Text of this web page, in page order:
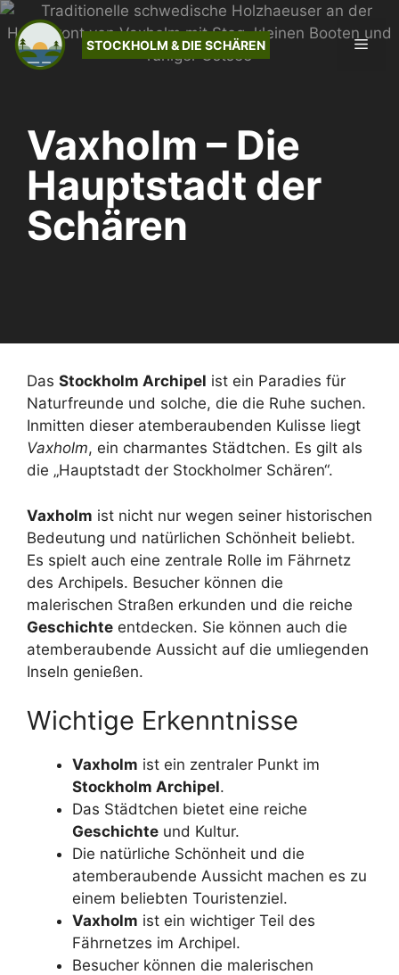
Zum
Inhalt
springen
STOCKHOLM & DIE SCHÄREN
Vaxholm – Die
Hauptstadt der
Schären
Das Stockholm Archipel ist ein Paradies für
Naturfreunde und solche, die die Ruhe suchen.
Inmitten dieser atemberaubenden Kulisse liegt
Vaxholm, ein charmantes Städtchen. Es gilt als
die „Hauptstadt der Stockholmer Schären“.
Vaxholm ist nicht nur wegen seiner historischen
Bedeutung und natürlichen Schönheit beliebt.
Es spielt auch eine zentrale Rolle im Fährnetz
des Archipels. Besucher können die
malerischen Straßen erkunden und die reiche
Geschichte entdecken. Sie können auch die
atemberaubende Aussicht auf die umliegenden
Inseln genießen.
Wichtige Erkenntnisse
Vaxholm ist ein zentraler Punkt im
Stockholm Archipel.
Das Städtchen bietet eine reiche
Geschichte und Kultur.
Die natürliche Schönheit und die
atemberaubende Aussicht machen es zu
einem beliebten Touristenziel.
Vaxholm ist ein wichtiger Teil des
Fährnetzes im Archipel.
Besucher können die malerischen